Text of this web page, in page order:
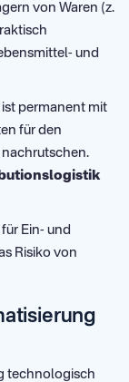
von Waren (z.
und
permanent mit
für den
nachrutschen.
Ein- und
Risiko von
technologisch